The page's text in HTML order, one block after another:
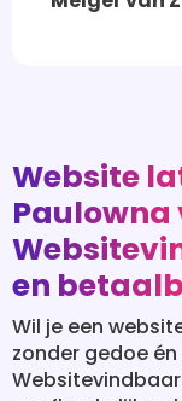
en
Wil je een
zonder gedoe
onafhankelijke
met
jouw regio.